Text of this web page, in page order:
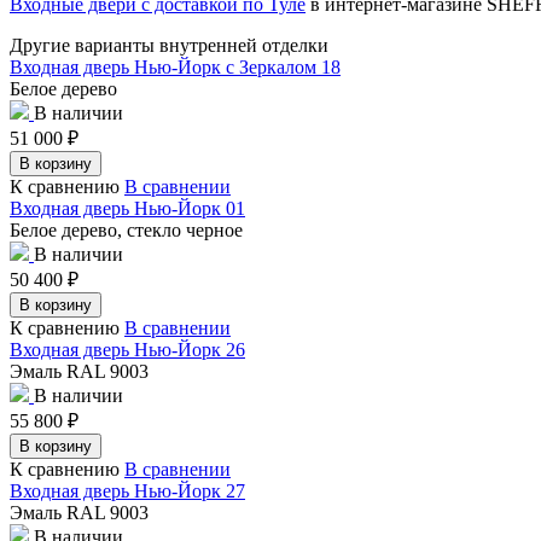
Другие варианты внутренней отделки
Входная дверь Нью-Йорк с Зеркалом 18
Белое дерево
В наличии
51 000 ₽
В корзину
К сравнению В сравнении
Входная дверь Нью-Йорк 01
Белое дерево, стекло черное
В наличии
50 400 ₽
В корзину
К сравнению В сравнении
Входная дверь Нью-Йорк 26
Эмаль RAL 9003
В наличии
55 800 ₽
В корзину
К сравнению В сравнении
Входная дверь Нью-Йорк 27
Эмаль RAL 9003
В наличии